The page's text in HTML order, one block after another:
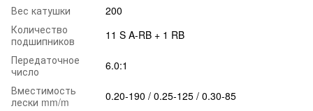
Вес катушки
200
Количество
подшипников
11 S A-RB + 1 RB
Передаточное
число
6.0:1
Вместимость
лески mm/m
0.20-190 / 0.25-125 / 0.30-85